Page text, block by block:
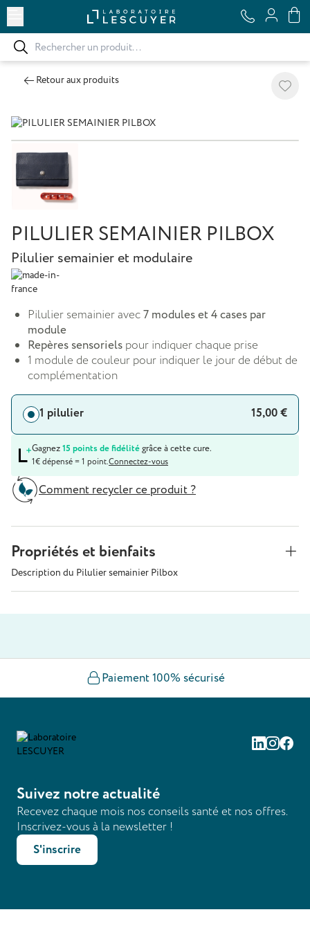
Retour aux produits
PILULIER SEMAINIER PILBOX
Pilulier semainier et modulaire
Pilulier semainier avec7 modules et 4 cases par
module
Repères sensoriels pour indiquer chaque prise
1 module de couleur pour indiquer le jour de début de
complémentation
1 pilulier 15,00 €
Gagnez15 points de fidélitégrâce à cette cure.
1€ dépensé = 1 point.Connectez-vous
Comment recycler ce produit ?
Propriétés et bienfaits
Description du Pilulier semainier Pilbox
Paiement 100% sécurisé
Linkedin
Suivez notre actualité
Recevez chaque mois nos conseils santé et nos offres.
Inscrivez-vous à la newsletter !
S'inscrire